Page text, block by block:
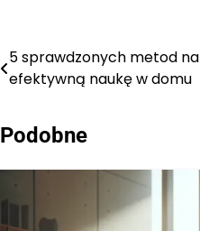
Nawigacja
wpisu
5 sprawdzonych metod na
efektywną naukę w domu
Podobne